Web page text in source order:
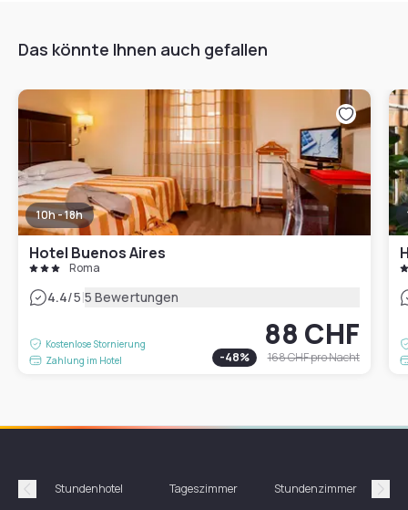
Das könnte Ihnen auch gefallen
10h - 18h
Hotel Buenos Aires
Roma
4.4/5|5 Bewertungen
Kostenlose Stornierung
Zahlung im Hotel
88 CHF
-48% 168 CHFpro Nacht
Précédent
Stundenhotel Tageszimmer Stundenzimmer